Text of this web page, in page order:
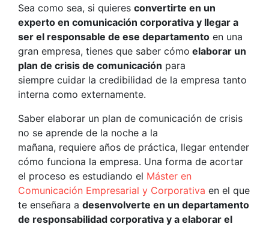
Sea como sea, si quieres convertirte en un
experto en comunicación corporativa y llegar a
ser el responsable de ese departamento en una
gran empresa, tienes que saber cómo elaborar un
plan de crisis de comunicación para
siempre cuidar la credibilidad de la empresa tanto
interna como externamente.
Saber elaborar un plan de comunicación de crisis
no se aprende de la noche a la
mañana, requiere años de práctica, llegar entender
cómo funciona la empresa. Una forma de acortar
el proceso es estudiando el Máster en
Comunicación Empresarial y Corporativa en el que
te enseñara a desenvolverte en un departamento
de responsabilidad corporativa y a elaborar el